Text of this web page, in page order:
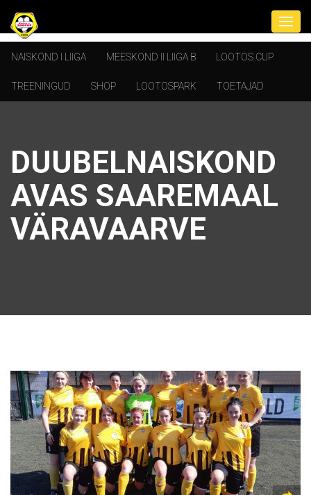
NAISKOND I LIIGA MEESKOND II LIIGA B LOOTOS CUP
TREENINGUD SHOP LOOTOSPARK TOETAJAD
DUUBELNAISKOND
AVAS SAAREMAAL
VÄRAVAARVE